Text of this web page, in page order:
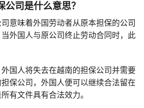
公司是什么意思？
意味着外国劳动者从原本担保的公司
外国人与原公司终止劳动合同时，此
国人将失去在越南的担保公司并需要
保公司，外国人便可以继续合法留在
有文件具有合法效力。